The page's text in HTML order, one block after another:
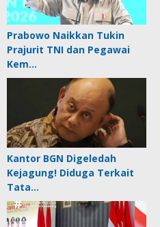
Prabowo Naikkan Tukin
Prajurit TNI dan Pegawai
Kem…
Kantor BGN Digeledah
Kejagung! Diduga Terkait
Tata…